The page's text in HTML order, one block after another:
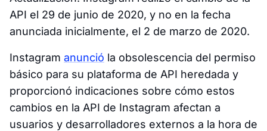
API el 29 de junio de 2020, y no en la fecha
anunciada inicialmente, el 2 de marzo de 2020.
Instagram anunció la obsolescencia del permiso
básico para su plataforma de API heredada y
proporcionó indicaciones sobre cómo estos
cambios en la API de Instagram afectan a
usuarios y desarrolladores externos a la hora de